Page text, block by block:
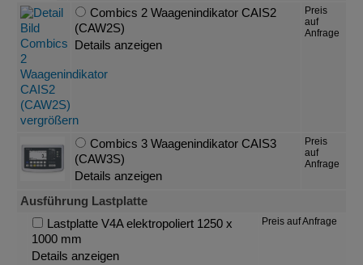
Combics 2 Waagenindikator CAIS2
(CAW2S)
Details anzeigen
Preis
auf
Anfrage
Combics 3 Waagenindikator CAIS3
(CAW3S)
Details anzeigen
Preis
auf
Anfrage
Ausführung Lastplatte
Lastplatte V4A elektropoliert 1250 x
1000 mm
Details anzeigen
Preis auf Anfrage